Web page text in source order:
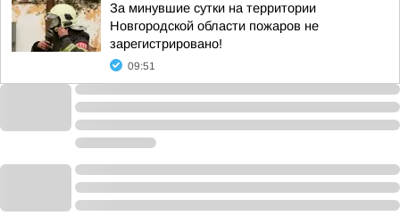
За минувшие сутки на территории
Новгородской области пожаров не
зарегистрировано!
09:51